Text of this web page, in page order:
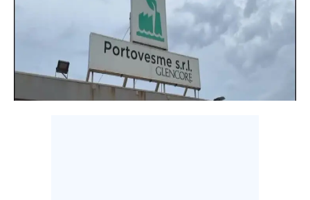
SERVIZI ALLE IMPRESE
BANDI